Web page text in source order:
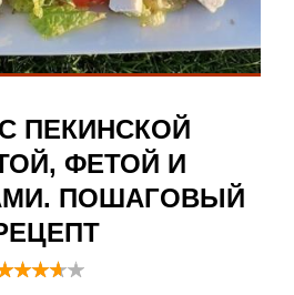
ПЕКИНСКОЙ
ФЕТОЙ И
ПОШАГОВЫЙ